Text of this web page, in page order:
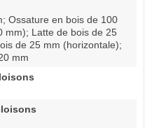
Ossature en bois de 100
mm); Latte de bois de 25
de 25 mm (horizontale);
mm